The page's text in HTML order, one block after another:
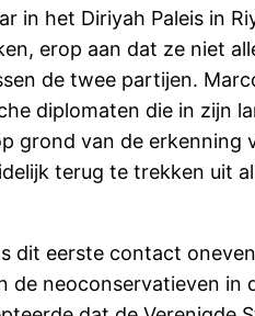
in het Diriyah Paleis in
erop aan dat ze niet
de twee partijen.
diplomaten die in zijn
grond van de erkenning
terug te trekken uit
eerste contact
neoconservatieven in